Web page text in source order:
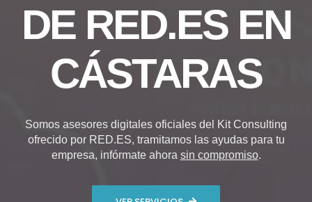
DE RED.ES EN
CÁSTARAS
Somos asesores digitales oficiales del Kit Consulting
ofrecido por RED.ES, tramitamos las ayudas para tu
empresa, infórmate ahora sin compromiso.